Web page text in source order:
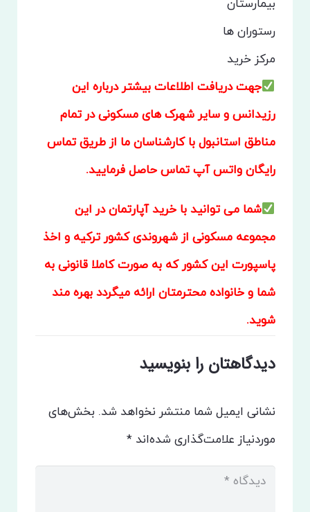
بیمارستان
رستوران ها
مرکز خرید
جهت دریافت اطلاعات بیشتر درباره این
رزیدانس و سایر شهرک های مسکونی در تمام
مناطق استانبول با کارشناسان ما از طریق تماس
رایگان واتس آپ تماس حاصل فرمایید.
شما می توانید با خرید آپارتمان در این
مجموعه مسکونی از شهروندی کشور ترکیه و اخذ
پاسپورت این کشور که به صورت کاملا قانونی به
شما و خانواده محترمتان ارائه میگردد بهره مند
شوید.
دیدگاهتان را بنویسید
نشانی ایمیل شما منتشر نخواهد شد. بخش‌های
موردنیاز علامت‌گذاری شده‌اند*